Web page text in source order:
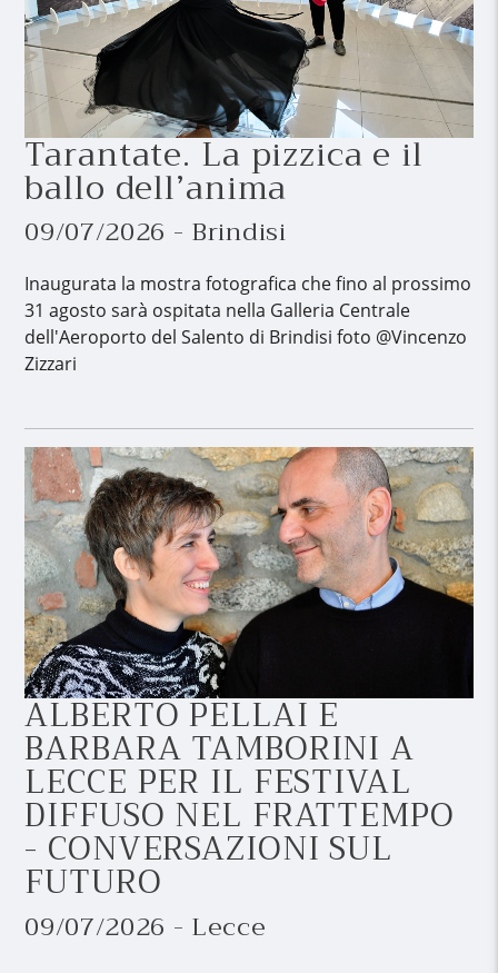
Tarantate. La pizzica e il
ballo dell’anima
09/07/2026 - Brindisi
Inaugurata la mostra fotografica che fino al prossimo
31 agosto sarà ospitata nella Galleria Centrale
dell'Aeroporto del Salento di Brindisi foto @Vincenzo
Zizzari
ALBERTO PELLAI E
BARBARA TAMBORINI A
LECCE PER IL FESTIVAL
DIFFUSO NEL FRATTEMPO
- CONVERSAZIONI SUL
FUTURO
09/07/2026 - Lecce